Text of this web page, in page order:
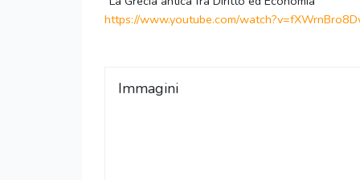
https://www.youtube.com/watch?
Immagini